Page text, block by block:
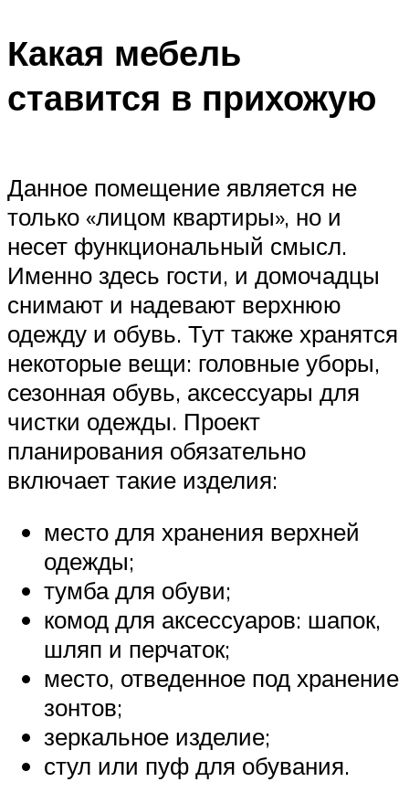
Какая мебель
ставится в прихожую
Данное помещение является не
только «лицом квартиры», но и
несет функциональный смысл.
Именно здесь гости, и домочадцы
снимают и надевают верхнюю
одежду и обувь. Тут также хранятся
некоторые вещи: головные уборы,
сезонная обувь, аксессуары для
чистки одежды. Проект
планирования обязательно
включает такие изделия:
место для хранения верхней
одежды;
тумба для обуви;
комод для аксессуаров: шапок,
шляп и перчаток;
место, отведенное под хранение
зонтов;
зеркальное изделие;
стул или пуф для обувания.